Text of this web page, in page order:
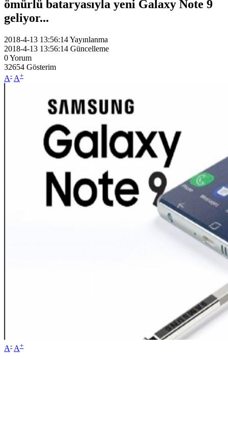
ömürlü bataryasıyla yeni Galaxy Note 9
geliyor...
2018-4-13 13:56:14Yayınlanma
2018-4-13 13:56:14 Güncelleme
0Yorum
32654 Gösterim
A- A+
A- A+